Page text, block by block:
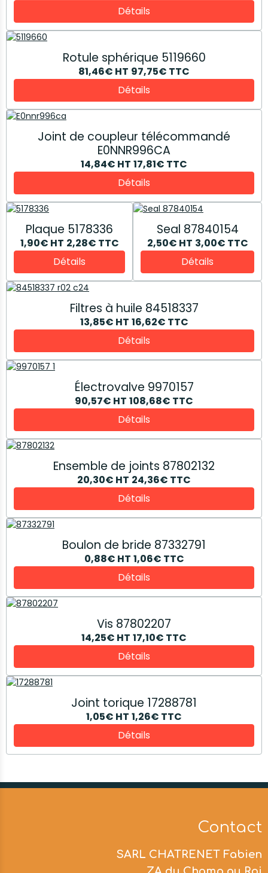
Détails
Rotule sphérique 5119660
81,46€ HT 97,75€ TTC
Détails
Joint de coupleur télécommandé
E0NNR996CA
14,84€ HT 17,81€ TTC
Détails
Plaque 5178336
1,90€ HT 2,28€ TTC
Détails
Seal 87840154
2,50€ HT 3,00€ TTC
Détails
Filtres à huile 84518337
13,85€ HT 16,62€ TTC
Détails
Électrovalve 9970157
90,57€ HT 108,68€ TTC
Détails
Ensemble de joints 87802132
20,30€ HT 24,36€ TTC
Détails
Boulon de bride 87332791
0,88€ HT 1,06€ TTC
Détails
Vis 87802207
14,25€ HT 17,10€ TTC
Détails
Joint torique 17288781
1,05€ HT 1,26€ TTC
Détails
Contact
SARL CHATRENET Fabien